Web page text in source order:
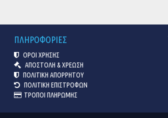
ΠΛΗΡΟΦΟΡΙΕΣ
ΟΡΟΙ ΧΡΗΣΗΣ
ΑΠΟΣΤΟΛΗ & ΧΡΕΩΣΗ
ΠΟΛΙΤΙΚΗ ΑΠΟΡΡΗΤΟΥ
ΠΟΛΙΤΙΚΗ ΕΠΙΣΤΡΟΦΩΝ
ΤΡΟΠΟΙ ΠΛΗΡΩΜΗΣ